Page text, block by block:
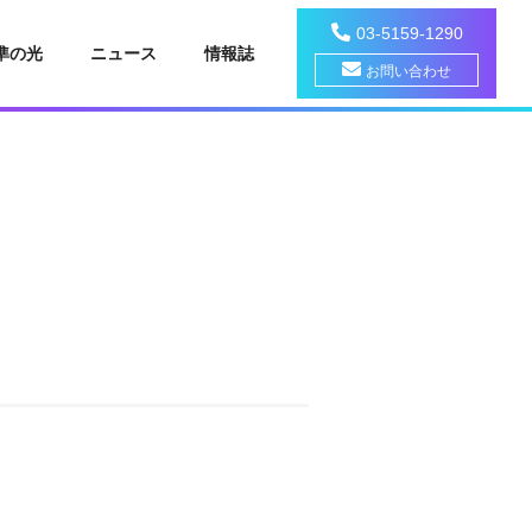
の光 ニュース 情報誌
03-5159-1290
お問い合わせ